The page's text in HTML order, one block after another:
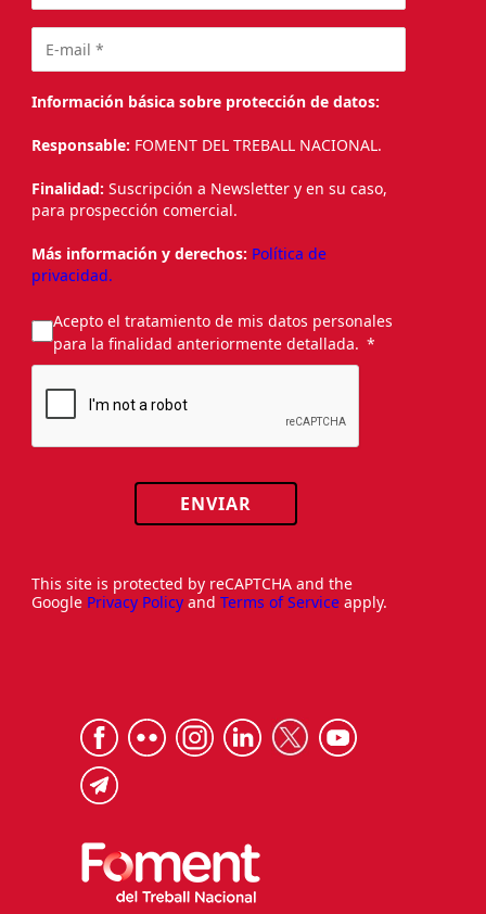
Información básica sobre protección de datos:
Responsable: FOMENT DEL TREBALL NACIONAL.
Finalidad: Suscripción a Newsletter y en su caso,
para prospección comercial.
Más información y derechos: Política de
privacidad.
Acepto el tratamiento de mis datos personales
para la finalidad anteriormente detallada.
ENVIAR
This site is protected by reCAPTCHA and the
Google Privacy Policy and Terms of Service apply.